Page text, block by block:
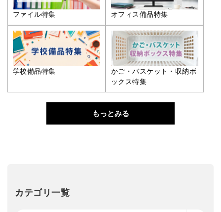
ファイル特集 オフィス備品特集
学校備品特集
かご・バスケット・収納ボ
ックス特集
もっとみる
カテゴリ一覧